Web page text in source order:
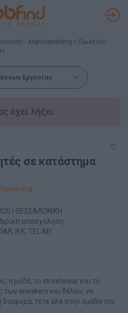
- Merchandising
Πωλητές
Εργασίας
έχει λήξει
σε κατάστημα
| ΘΕΣΣΑΛΟΝΙΚΗ
απασχόληση
ΙΕΚ, ΤΕΙ, ΑΕΙ
η μόδα, το streetwear και το
των sneakers και θέλεις να
διαφορά, τότε έλα στην ομάδα του